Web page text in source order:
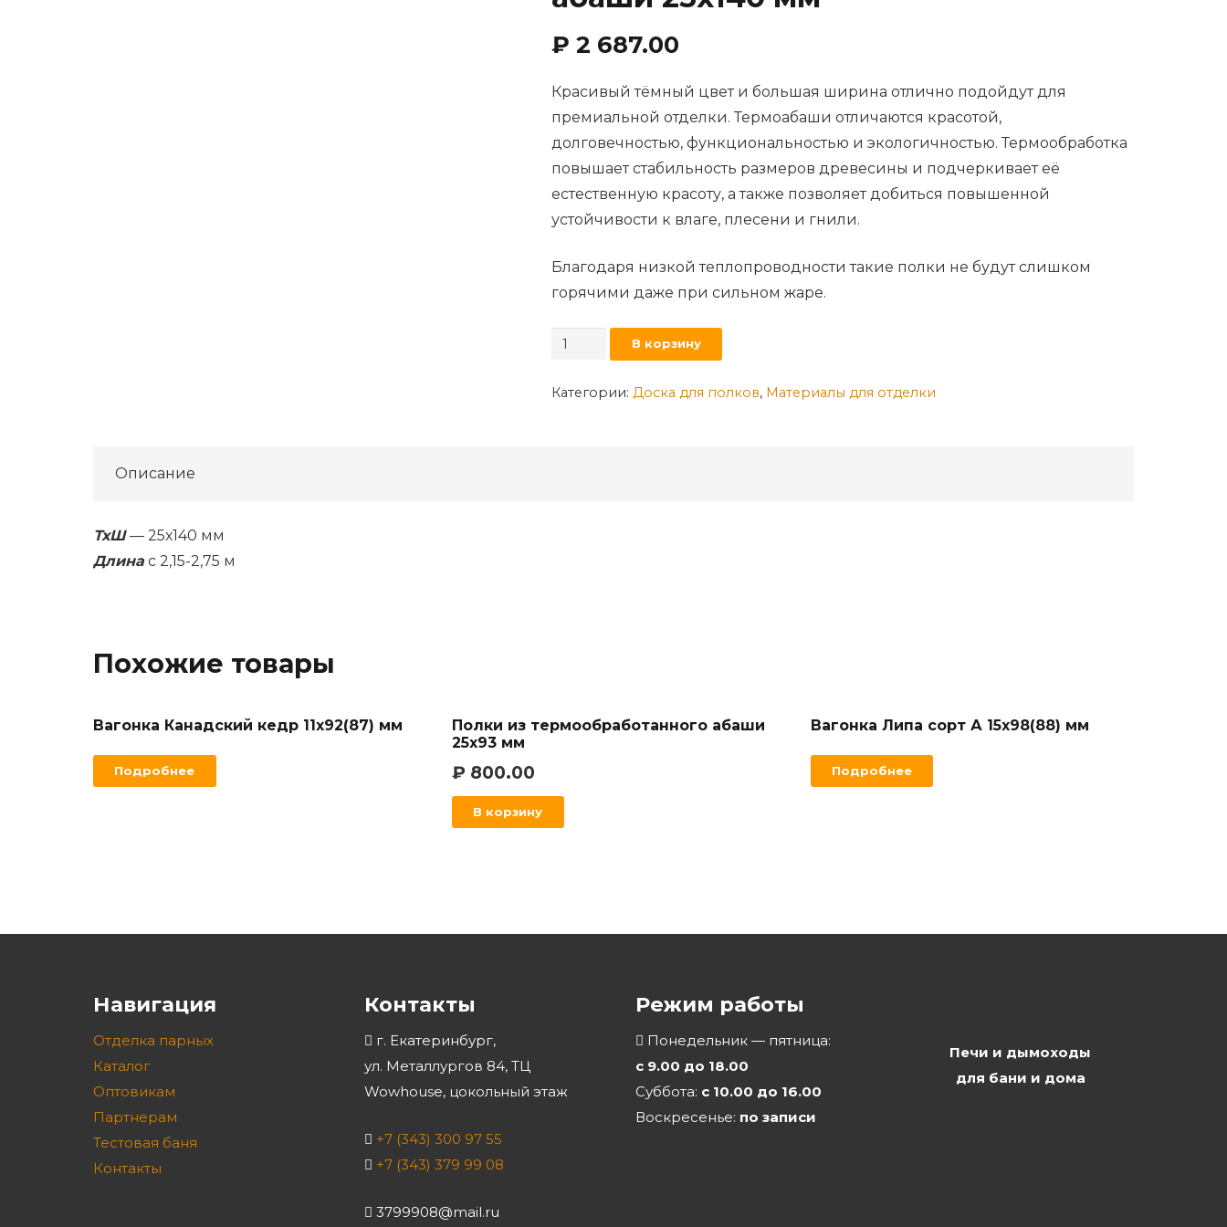
₽ 2 687.00
Красивый тёмный цвет и большая ширина отлично подойдут для
премиальной отделки. Термоабаши отличаются красотой,
долговечностью, функциональностью и экологичностью. Термообработка
повышает стабильность размеров древесины и подчеркивает её
естественную красоту, а также позволяет добиться повышенной
устойчивости к влаге, плесени и гнили.
Благодаря низкой теплопроводности такие полки не будут слишком
горячими даже при сильном жаре.
Количество
Полки
В корзину
Категории: Доска для полков, Материалы для отделки
Описание
ТхШ— 25х140 мм
Длина с 2,15-2,75 м
Похожие товары
Вагонка Канадский кедр 11х92(87) мм
Подробнее
Полки из термообработанного абаши
25х93 мм
₽ 800.00
В корзину
Вагонка Липа сорт А 15х98(88) мм
Подробнее
Навигация
Отделка парных
Каталог
Оптовикам
Партнерам
Тестовая баня
Контакты
Контакты
г. Екатеринбург,
ул. Металлургов 84, ТЦ
Wowhouse, цокольный этаж
+7 (343) 300 97 55
+7 (343) 379 99 08
3799908@mail.ru
Режим работы
Понедельник — пятница:
с 9.00 до 18.00
Суббота: с 10.00 до 16.00
Воскресенье: по записи
Печи и дымоходы
для бани и дома